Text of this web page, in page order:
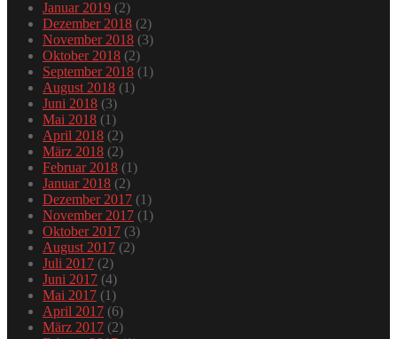
Januar 2019 (2)
Dezember 2018 (2)
November 2018 (3)
Oktober 2018 (2)
September 2018 (1)
August 2018 (1)
Juni 2018 (3)
Mai 2018 (1)
April 2018 (2)
März 2018 (2)
Februar 2018 (1)
Januar 2018 (2)
Dezember 2017 (1)
November 2017 (1)
Oktober 2017 (3)
August 2017 (2)
Juli 2017 (2)
Juni 2017 (4)
Mai 2017 (1)
April 2017 (6)
März 2017 (2)